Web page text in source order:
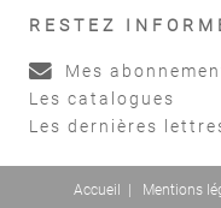
RESTEZ
Mes
Les catalogues
Les dernières
Accueil Mentions